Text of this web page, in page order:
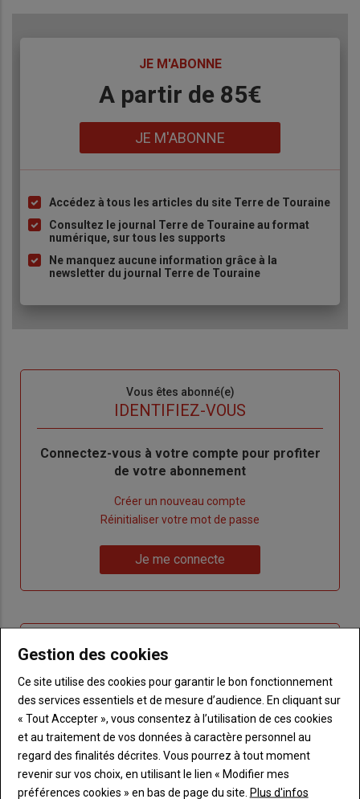
JE M'ABONNE
A partir de 85€
JE M'ABONNE
Liste
à
puce
Accédez à tous les articles du site Terre de Touraine
Consultez le journal Terre de Touraine au format
numérique, sur tous les supports
Ne manquez aucune information grâce à la
newsletter du journal Terre de Touraine
Vous êtes abonné(e)
IDENTIFIEZ-VOUS
Body
Connectez-vous à votre compte pour profiter
de votre abonnement
Créer un nouveau compte
de
Réinitialiser votre mot de passe
me
Je me connecte
Sous-
titre
Vous n'êtes pas abonné(e)
TITRE CRÉEZ UN COMPTE
BodyChoisissez votre formule et créez votre
compte pour accéder à tout Terre de
Touraine.
Lien Créez un compte
Gestion des cookies
Ce site utilise des cookies pour garantir le bon fonctionnement
des services essentiels et de mesure d’audience. En cliquant sur
« Tout Accepter », vous consentez à l’utilisation de ces cookies
et au traitement de vos données à caractère personnel au
regard des finalités décrites. Vous pourrez à tout moment
revenir sur vos choix, en utilisant le lien « Modifier mes
préférences cookies » en bas de page du site. Plus d'infos